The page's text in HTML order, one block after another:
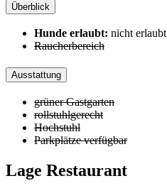
Überblick
Hunde erlaubt: nicht erlaubt
Raucherbereich
Ausstattung
grüner Gastgarten
rollstuhlgerecht
Hochstuhl
Parkplätze verfügbar
Lage Restaurant